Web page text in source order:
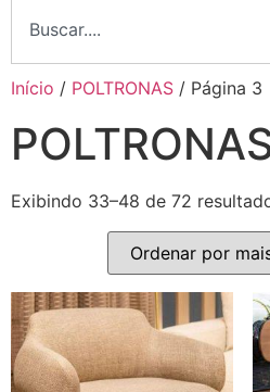
Nossa Essência
Curadoria sofisticada e
atendimento personalizado
Conheça
Início / POLTRONAS / Página 3
Exibindo 33–48 de 72